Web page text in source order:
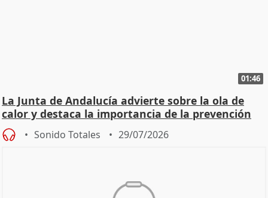
01:46
La Junta de Andalucía advierte sobre la ola de
calor y destaca la importancia de la prevención
Sonido Totales 29/07/2026